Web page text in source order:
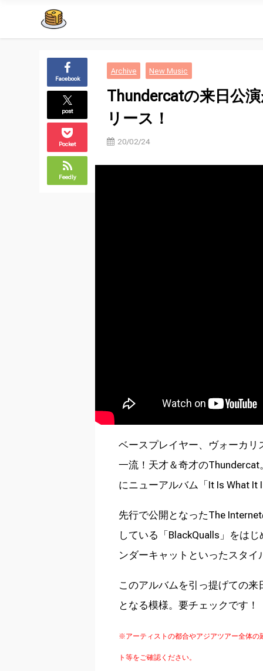
Facebook
post
Pocket
Feedly
Archive New Music
Thundercatの来日公
リース！
20/02/24
ベースプレイヤー、ヴォーカ
一流！天才＆奇才の
にニューアルバム「It Is What It
先行で公開となったThe
している「BlackQualls」をは
ンダーキャットといったスタ
このアルバムを引っ提げての
となる模様。要チェックです！
※アーティストの都合やアジアツアー全体の
ト等をご確認ください。